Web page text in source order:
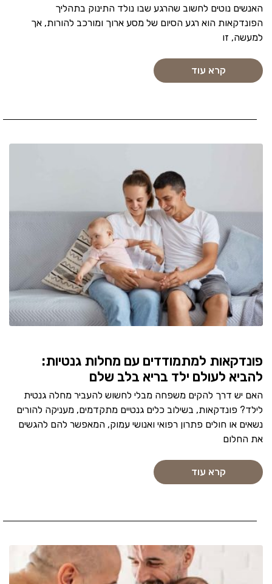
האנשים נוטים לחשוב שהרגע שבו נולד התינוק בתהליך
הפונדקאות הוא רגע הסיום של מסע ארוך ומורכב להורות, אך
למעשה, זו
קרא עוד
פונדקאות למתמודדים עם מחלות גנטיות:
להביא לעולם ילד בריא בלב שלם
האם יש דרך להקים משפחה מבלי לחשוש להעביר מחלה גנטית
לילד? פונדקאות, בשילוב כלים גנטיים מתקדמים, מעניקה להורים
נשאים או חולים פתרון רפואי ואנושי עמוק, המאפשר להם להגשים
את החלום
קרא עוד